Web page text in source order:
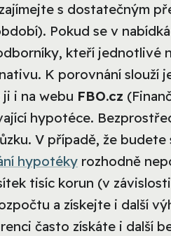
s dostatečným
Pokud se v
kteří jednotlivé
K porovnání slouží
i na webu FBO.cz
hypotéce.
V případě, že
hypotéky rozhodně
tisíc korun (v
a získejte i další
často získáte i další